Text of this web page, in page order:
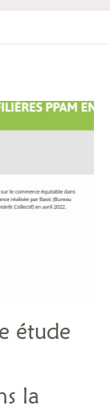
étude
la